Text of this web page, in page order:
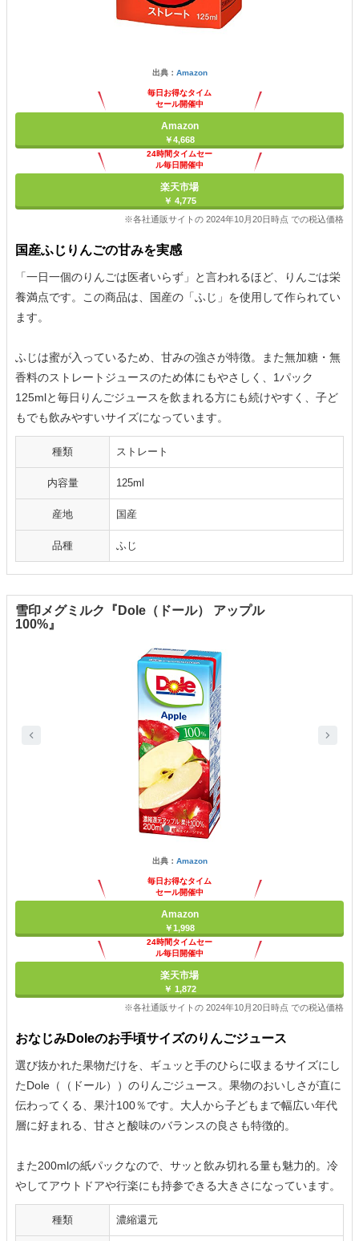
出典： Amazon
毎日お得なタイム
セール開催中
Amazon
￥4,668
24時間タイムセー
ル毎日開催中
楽天市場
￥ 4,775
※各社通販サイトの 2024年10月20日時点 での税込価格
国産ふじりんごの甘みを実感
「一日一個のりんごは医者いらず」と言われるほど、りんごは栄
養満点です。この商品は、国産の「ふじ」を使用して作られてい
ます。
ふじは蜜が入っているため、甘みの強さが特徴。また無加糖・無
香料のストレートジュースのため体にもやさしく、1パック
125mlと毎日りんごジュースを飲まれる方にも続けやすく、子ど
もでも飲みやすいサイズになっています。
種類 ストレート
内容量 125ml
産地 国産
品種 ふじ
雪印メグミルク『Dole（ドール） アップル
100%』
出典： Amazon
毎日お得なタイム
セール開催中
Amazon
￥1,998
24時間タイムセー
ル毎日開催中
楽天市場
￥ 1,872
※各社通販サイトの 2024年10月20日時点 での税込価格
おなじみDoleのお手頃サイズのりんごジュース
選び抜かれた果物だけを、ギュッと手のひらに収まるサイズにし
たDole（（ドール））のりんごジュース。果物のおいしさが直に
伝わってくる、果汁100％です。大人から子どもまで幅広い年代
層に好まれる、甘さと酸味のバランスの良さも特徴的。
また200mlの紙パックなので、サッと飲み切れる量も魅力的。冷
やしてアウトドアや行楽にも持参できる大きさになっています。
種類 濃縮還元